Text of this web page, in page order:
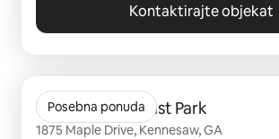
Kontaktirajte objekat
Posebna ponuda
The Ashton at East Park
1875 Maple Drive, Kennesaw, GA